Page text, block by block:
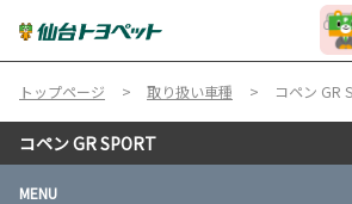
トップページ 取り扱い車種 コペン GR
コペン GR SPORT
MENU